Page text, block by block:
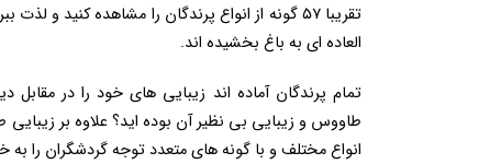
تقریبا ۵۷ گونه از انواع پرندگان را مشاهده
العاده ای به باغ بخشیده اند.
تمام پرندگان آماده اند زیبایی های خود را در
طاووس و زیبایی بی نظیر آن بوده اید؟ علاوه بر زیبایی
انواع مختلف و با گونه های متعدد توجه گردشگران را